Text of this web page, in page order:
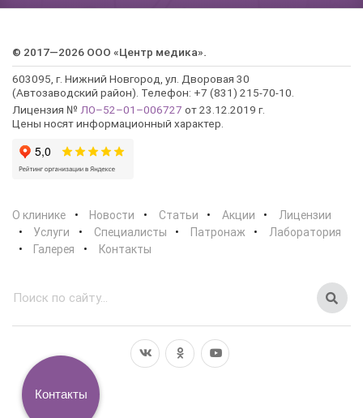
© 2017—2026 ООО «Центр медика».
603095, г. Нижний Новгород, ул. Дворовая 30
(Автозаводский район). Телефон: +7 (831) 215-70-10.
Лицензия № ЛО–52–01–006727 от 23.12.2019 г.
Цены носят информационный характер.
О клинике Новости Статьи Акции
Лицензии
Услуги
Специалисты Патронаж
Лаборатория
Галерея
Контакты
Контакты